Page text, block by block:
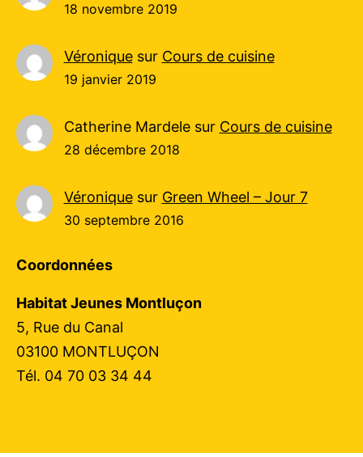
18 novembre 2019
Véroniquesur Cours de cuisine
19 janvier 2019
Catherine Mardelesur Cours de cuisine
28 décembre 2018
Véroniquesur Green Wheel – Jour 7
30 septembre 2016
Coordonnées
Habitat Jeunes Montluçon
5, Rue du Canal
03100 MONTLUÇON
Tél. 04 70 03 34 44